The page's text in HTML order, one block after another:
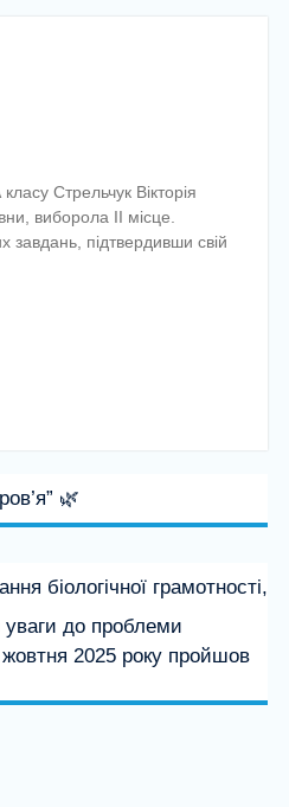
Стрельчук Вікторія
виборола ІІ місце.
завдань, підтвердивши свій
🌿
біологічної грамотності,
до проблеми
жовтня 2025 року пройшов